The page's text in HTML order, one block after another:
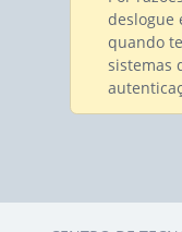
deslogue
quando
sistemas